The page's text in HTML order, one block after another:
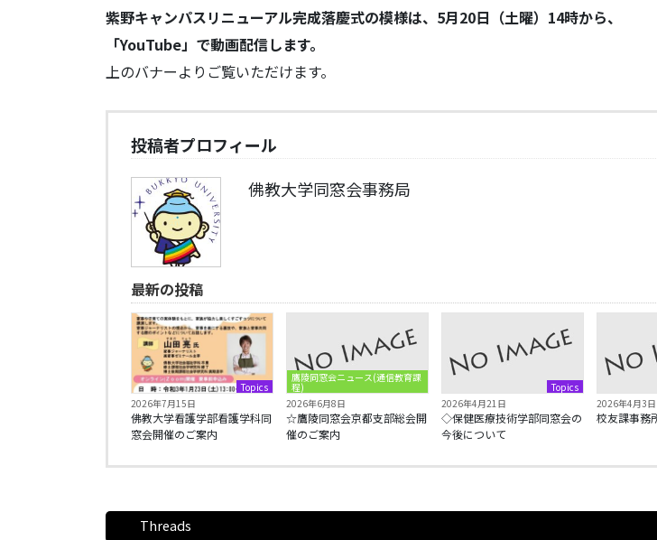
紫野キャンパスリニューアル完成落慶式の模様は、5月20日（土曜）14時から、
「YouTube」で動画配信します。
上のバナーよりご覧いただけます。
投稿者プロフィール
佛教大学同窓会事務局
最新の投稿
Topics
2026年7月15日
佛教大学看護学部看護学科同
窓会開催のご案内
鷹陵同窓会ニュース(通信教育課
程)
2026年6月8日
☆鷹陵同窓会京都支部総会開
催のご案内
Topics
2026年4月21日
◇保健医療技術学部同窓会の
今後について
2026年4月3日
校友課事務
Threads